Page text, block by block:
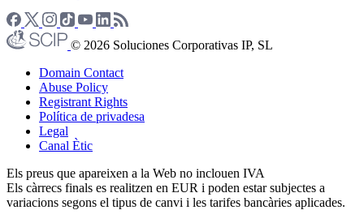
© 2026 Soluciones Corporativas IP, SL
Domain Contact
Abuse Policy
Registrant Rights
Política de privadesa
Legal
Canal Ètic
Els preus que apareixen a la Web no inclouen IVA
Els càrrecs finals es realitzen en EUR i poden estar subjectes a
variacions segons el tipus de canvi i les tarifes bancàries aplicades.